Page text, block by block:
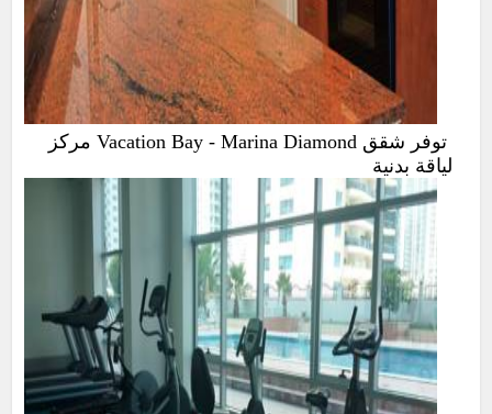
توفر شقق Vacation Bay - Marina Diamond مركز
لياقة بدنية